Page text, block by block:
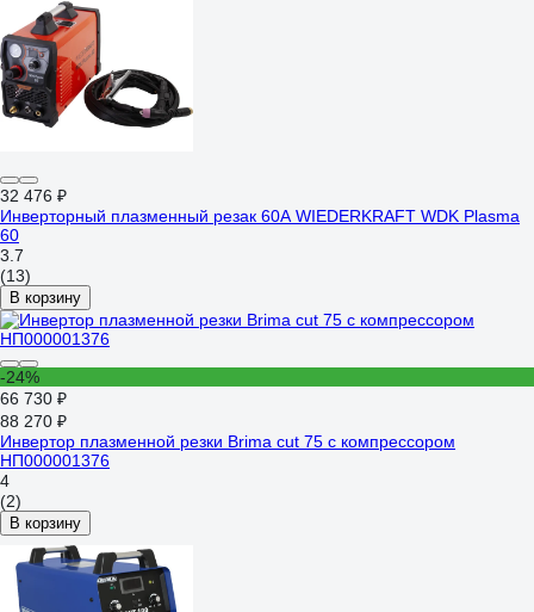
32 476 ₽
Инверторный плазменный резак 60A WIEDERKRAFT WDK Plasma
60
3.7
(13)
В корзину
-24%
66 730 ₽
88 270 ₽
Инвертор плазменной резки Brima cut 75 с компрессором
НП000001376
4
(2)
В корзину